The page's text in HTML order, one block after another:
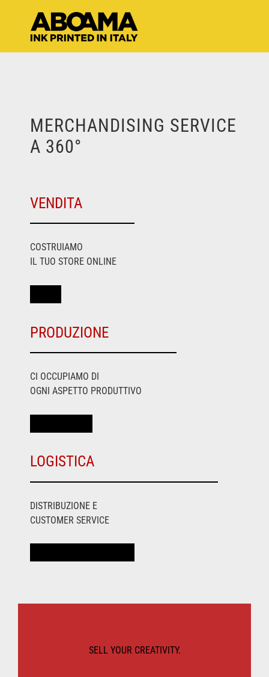
content
MERCHANDISING SERVICE
A 360°
VENDITA
COSTRUIAMO
IL TUO STORE ONLINE
PRODUZIONE
CI OCCUPIAMO DI
OGNI ASPETTO PRODUTTIVO
LOGISTICA
DISTRIBUZIONE E
CUSTOMER SERVICE
SELL YOUR CREATIVITY.